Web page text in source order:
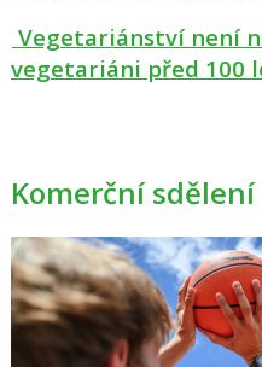
Vegetariánství není
vegetariáni před 100
Komerční sdělení